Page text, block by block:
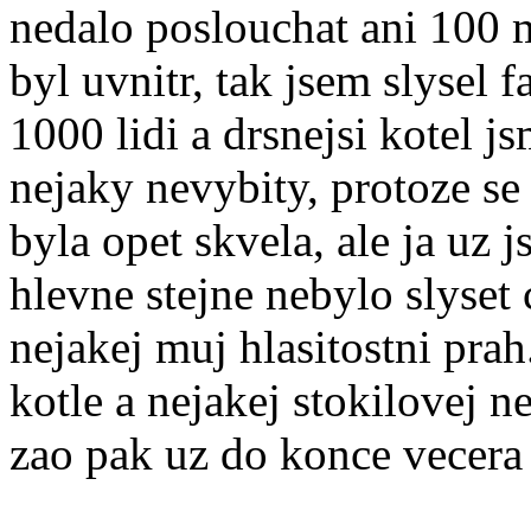
nedalo poslouchat ani 100
byl uvnitr, tak jsem slysel
1000 lidi a drsnejsi kotel
nejaky nevybity, protoze
byla opet skvela, ale ja uz
hlevne stejne nebylo
nejakej muj hlasitostni
kotle a nejakej stokilovej
zao pak uz do konce